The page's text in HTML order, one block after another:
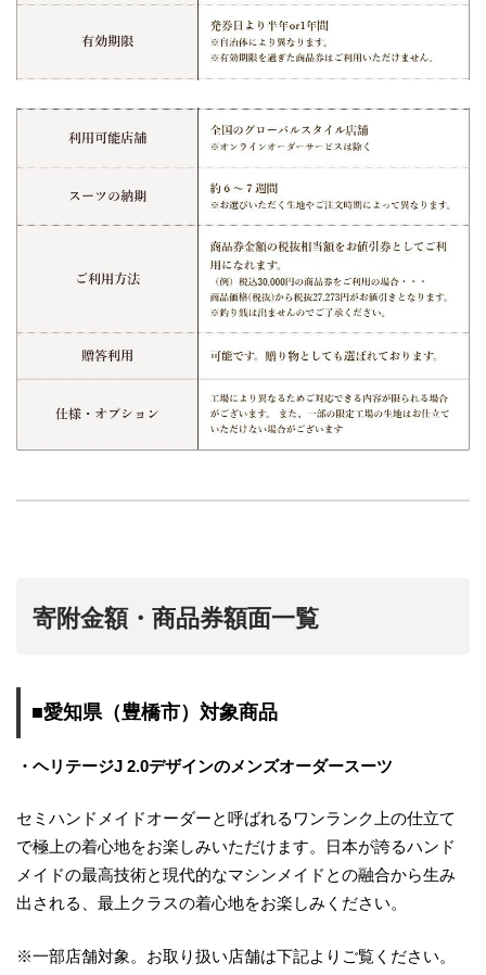
寄附金額・商品券額面一覧
■愛知県（豊橋市）対象商品
・ヘリテージJ 2.0デザインのメンズオーダースーツ
セミハンドメイドオーダーと呼ばれるワンランク上の仕立て
で極上の着心地をお楽しみいただけます。日本が誇るハンド
メイドの最高技術と現代的なマシンメイドとの融合から生み
出される、最上クラスの着心地をお楽しみください。
※一部店舗対象。お取り扱い店舗は下記よりご覧ください。